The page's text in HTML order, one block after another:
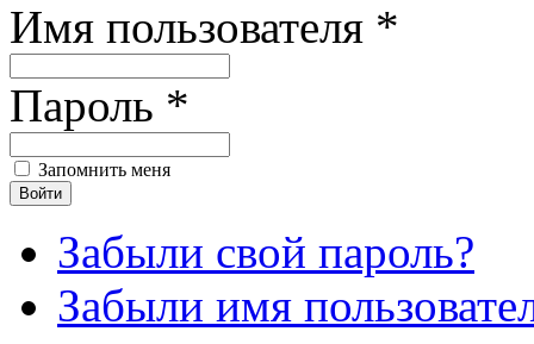
Имя пользователя *
Пароль *
Запомнить меня
Забыли свой пароль?
Забыли имя